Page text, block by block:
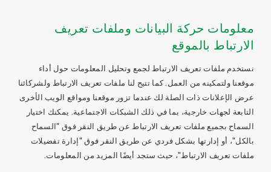
معلومات حركة البيانات وملفات تعريف
الارتباط بالموقع
نستخدم ملفات تعريف الارتباط لجمع وتحليل المعلومات حول أداء
موقعنا ولتمكينه من العمل. كما تتيح لنا ملفات تعريف الارتباط ولشركائنا
عرض الإعلانات ذات الصلة لك عندما تزور موقعنا ومواقع الويب الأخرى
التابعة لجهات خارجية، بما في ذلك الشبكات الاجتماعية. يمكنك اختيار
السماح بجميع ملفات تعريف الارتباط عن طريق النقر فوق "السماح
بالكل"، أو إدارتها بشكل فردي عن طريق النقر فوق "إدارة تفضيلات
ملفات تعريف الارتباط"، حيث ستجد أيضًا المزيد من المعلومات.